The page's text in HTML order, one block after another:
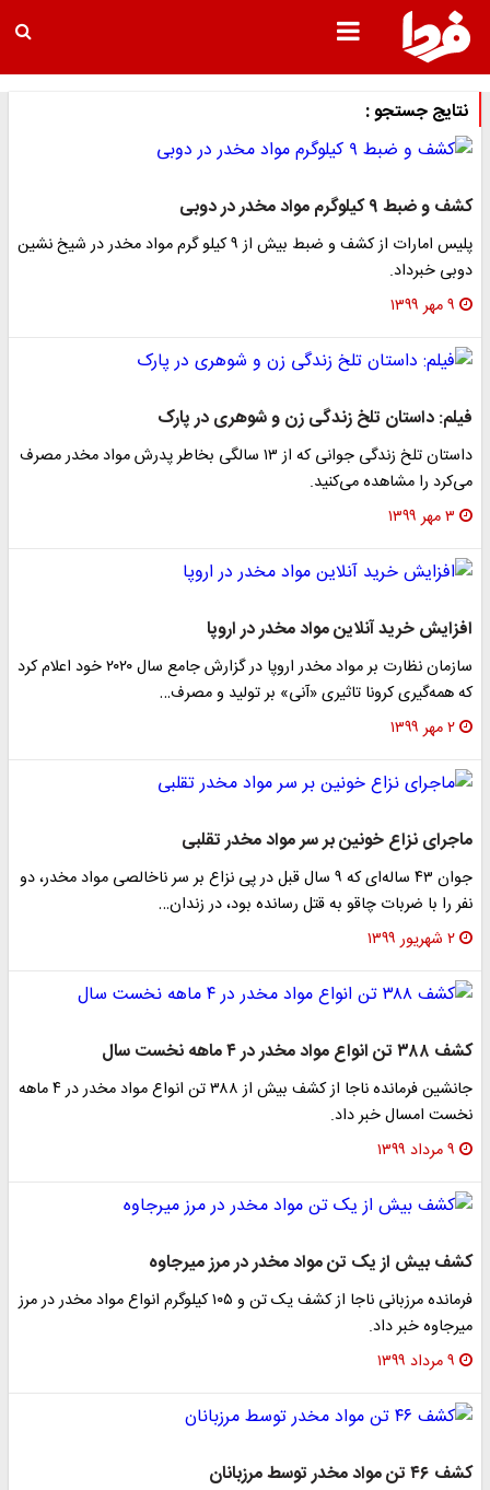
نتایج جستجو :
کشف و ضبط ۹ کیلوگرم مواد مخدر در دوبی
پلیس امارات از کشف و ضبط بیش از ۹ کیلو گرم مواد مخدر در شیخ نشین
دوبی خبرداد.
۹ مهر ۱۳۹۹
فیلم: داستان تلخ زندگی زن و شوهری در پارک
داستان تلخ زندگی جوانی که از ۱۳ سالگی بخاطر پدرش مواد مخدر مصرف
می‌کرد را مشاهده می‌کنید.
۳ مهر ۱۳۹۹
افزایش خرید آنلاین مواد مخدر در اروپا
سازمان نظارت بر مواد مخدر اروپا در گزارش جامع سال ۲۰۲۰ خود اعلام کرد
که همه‌گیری کرونا تاثیری «آنی» بر تولید و مصرف…
۲ مهر ۱۳۹۹
ماجرای نزاع خونین بر سر مواد مخدر تقلبی
جوان ۴۳ ساله‌ای که ۹ سال قبل در پی نزاع بر سر ناخالصی مواد مخدر، دو
نفر را با ضربات چاقو به قتل رسانده بود، در زندان…
۲ شهریور ۱۳۹۹
کشف ۳۸۸ تن انواع مواد مخدر در ۴ ماهه نخست سال
جانشین فرمانده ناجا از کشف بیش از ۳۸۸ تن انواع مواد مخدر در ۴ ماهه
نخست امسال خبر داد.
۹ مرداد ۱۳۹۹
کشف بیش از یک تن مواد مخدر در مرز میرجاوه
فرمانده مرزبانی ناجا از کشف یک تن و ۱۰۵ کیلوگرم انواع مواد مخدر در مرز
میرجاوه خبر داد.
۹ مرداد ۱۳۹۹
کشف ۴۶ تن مواد مخدر توسط مرزبانان